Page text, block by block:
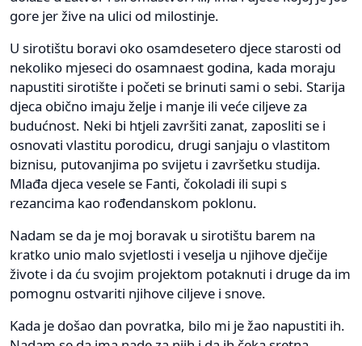
gore jer žive na ulici od milostinje.
U sirotištu boravi oko osamdesetero djece starosti od
nekoliko mjeseci do osamnaest godina, kada moraju
napustiti sirotište i početi se brinuti sami o sebi. Starija
djeca obično imaju želje i manje ili veće ciljeve za
budućnost. Neki bi htjeli završiti zanat, zaposliti se i
osnovati vlastitu porodicu, drugi sanjaju o vlastitom
biznisu, putovanjima po svijetu i završetku studija.
Mlađa djeca vesele se Fanti, čokoladi ili supi s
rezancima kao rođendanskom poklonu.
Nadam se da je moj boravak u sirotištu barem na
kratko unio malo svjetlosti i veselja u njihove dječije
živote i da ću svojim projektom potaknuti i druge da im
pomognu ostvariti njihove ciljeve i snove.
Kada je došao dan povratka, bilo mi je žao napustiti ih.